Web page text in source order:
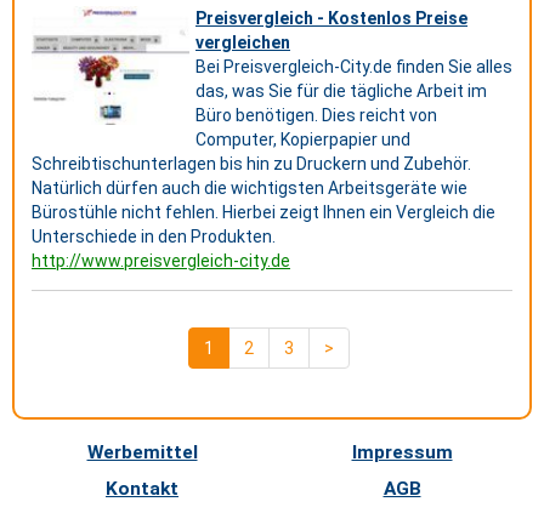
Preisvergleich - Kostenlos Preise
vergleichen
Bei Preisvergleich-City.de finden Sie alles
das, was Sie für die tägliche Arbeit im
Büro benötigen. Dies reicht von
Computer, Kopierpapier und
Schreibtischunterlagen bis hin zu Druckern und Zubehör.
Natürlich dürfen auch die wichtigsten Arbeitsgeräte wie
Bürostühle nicht fehlen. Hierbei zeigt Ihnen ein Vergleich die
Unterschiede in den Produkten.
http://www.preisvergleich-city.de
1 2 3 >
Werbemittel
Impressum
Kontakt
AGB